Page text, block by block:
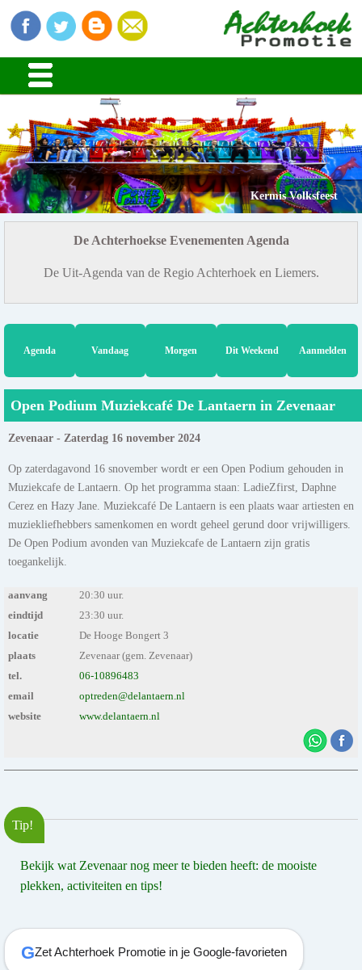
Kermis Volksfeest
De Achterhoekse Evenementen Agenda
De Uit-Agenda van de Regio Achterhoek en Liemers.
Agenda Vandaag Morgen Dit Weekend Aanmelden
Open Podium Muziekcafé De Lantaern in Zevenaar
Zevenaar - Zaterdag 16 november 2024
Op zaterdagavond 16 snovember wordt er een Open Podium gehouden in
Muziekcafe de Lantaern. Op het programma staan: LadieZfirst, Daphne
Cerez en Hazy Jane. Muziekcafé De Lantaern is een plaats waar artiesten en
muziekliefhebbers samenkomen en wordt geheel gerund door vrijwilligers.
De Open Podium avonden van Muziekcafe de Lantaern zijn gratis
toegankelijk.
aanvang
20:30 uur.
eindtijd
23:30 uur.
locatie
De Hooge Bongert 3
plaats
Zevenaar (gem. Zevenaar)
tel.
06-10896483
email
optreden@delantaern.nl
website
www.delantaern.nl
Tip!
Bekijk wat Zevenaar nog meer te bieden heeft: de mooiste
plekken, activiteiten en tips!
GZet Achterhoek Promotie in je Google-favorieten